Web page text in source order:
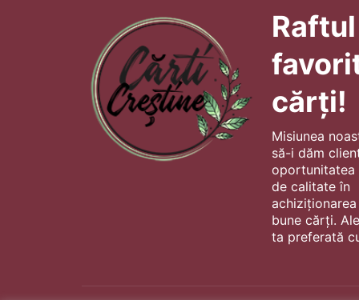
cărți!
Misiunea
să-i dăm
oportunitatea
de calitate în
bune cărți.
ta preferată